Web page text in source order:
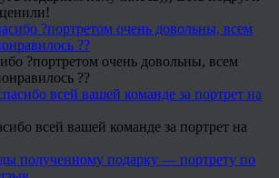
?портретом очень довольны, всем
??
всей вашей команде за портрет на